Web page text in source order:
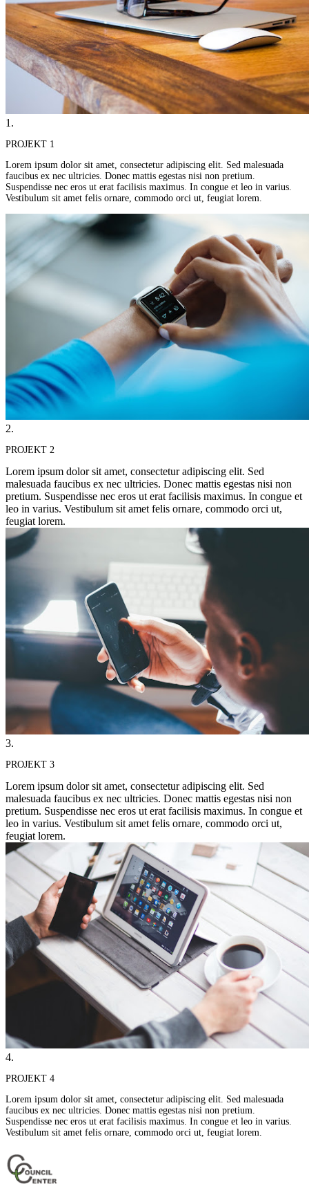
1.
PROJEKT 1
Lorem ipsum dolor sit amet, consectetur adipiscing elit. Sed malesuada
faucibus ex nec ultricies. Donec mattis egestas nisi non pretium.
Suspendisse nec eros ut erat facilisis maximus. In congue et leo in varius.
Vestibulum sit amet felis ornare, commodo orci ut, feugiat lorem.
2.
PROJEKT 2
Lorem ipsum dolor sit amet, consectetur adipiscing elit. Sed
malesuada faucibus ex nec ultricies. Donec mattis egestas nisi non
pretium. Suspendisse nec eros ut erat facilisis maximus. In congue et
leo in varius. Vestibulum sit amet felis ornare, commodo orci ut,
feugiat lorem.
3.
PROJEKT 3
Lorem ipsum dolor sit amet, consectetur adipiscing elit. Sed
malesuada faucibus ex nec ultricies. Donec mattis egestas nisi non
pretium. Suspendisse nec eros ut erat facilisis maximus. In congue et
leo in varius. Vestibulum sit amet felis ornare, commodo orci ut,
feugiat lorem.
4.
PROJEKT 4
Lorem ipsum dolor sit amet, consectetur adipiscing elit. Sed malesuada
faucibus ex nec ultricies. Donec mattis egestas nisi non pretium.
Suspendisse nec eros ut erat facilisis maximus. In congue et leo in varius.
Vestibulum sit amet felis ornare, commodo orci ut, feugiat lorem.